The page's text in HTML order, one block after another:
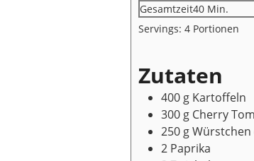
Gesamtzeit40Minuten
Min.
Servings: 4 Portionen
Zutaten
400 g Kartoffeln
300 g Cherry
250 g Würstchen
2 Paprika